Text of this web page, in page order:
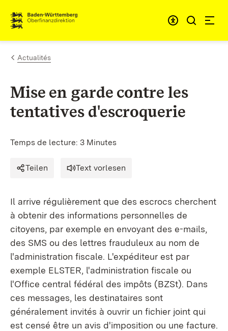
Passer au contenu
Actualités
Mise en garde contre les
tentatives d'escroquerie
Temps de lecture: 3 Minutes
Teilen Text vorlesen
Il arrive régulièrement que des escrocs cherchent
à obtenir des informations personnelles de
citoyens, par exemple en envoyant des e-mails,
des SMS ou des lettres frauduleux au nom de
l'administration fiscale. L'expéditeur est par
exemple ELSTER, l'administration fiscale ou
l'Office central fédéral des impôts (BZSt). Dans
ces messages, les destinataires sont
généralement invités à ouvrir un fichier joint qui
est censé être un avis d'imposition ou une facture.